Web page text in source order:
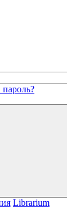
Librarium